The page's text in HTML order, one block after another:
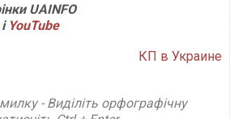
UAINFO
і YouTube
КП в Украине
- Виділіть орфографічну